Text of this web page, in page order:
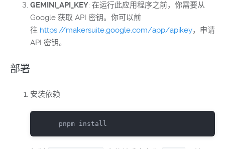
GEMINI_API_KEY: 在运行此应用程序之前，你需要从
Google 获取 API 密钥。你可以前
往 https://makersuite.google.com/app/apikey，申请
API 密钥。
部署
安装依赖
pnpm install